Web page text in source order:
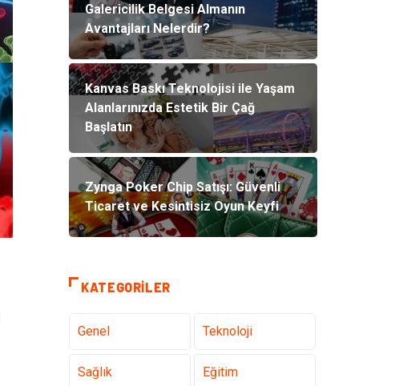
Galericilik Belgesi Almanın
Avantajları Nelerdir?
Kanvas Baskı Teknolojisi ile Yaşam
Alanlarınızda Estetik Bir Çağ
Başlatın
Zynga Poker Chip Satışı: Güvenli
Ticaret ve Kesintisiz Oyun Keyfi
KATEGORILER
Genel Teknoloji
Sağlık Eğitim